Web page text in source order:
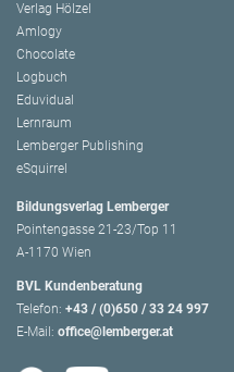
Verlag Hölzel
Amlogy
Chocolate
Logbuch
Eduvidual
Lernraum
Lemberger Publishing
eSquirrel
Bildungsverlag Lemberger
Pointengasse 21-23/Top 11
A-1170 Wien
BVL Kundenberatung
Telefon: +43 / (0)650 / 33 24 997
E-Mail: office@lemberger.at